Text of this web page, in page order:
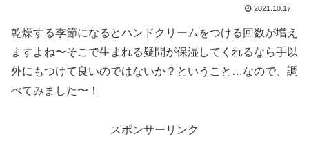
2021.10.17
乾燥する季節になるとハンドクリームをつける回数が増え
ますよね〜そこで生まれる疑問が保湿してくれるなら手以
外にもつけて良いのではないか？ということ…なので、調
べてみました〜！
スポンサーリンク